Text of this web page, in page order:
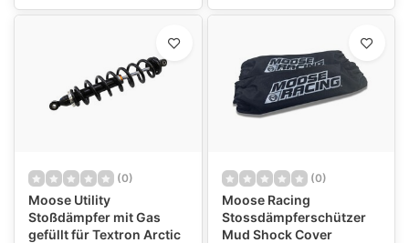
(0)
Moose Utility
Stoßdämpfer mit Gas
gefüllt für Textron Arctic
(0)
Moose Racing
Stossdämpferschützer
Mud Shock Cover